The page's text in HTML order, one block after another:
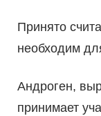
Принято
необходим
Андроген,
принимает